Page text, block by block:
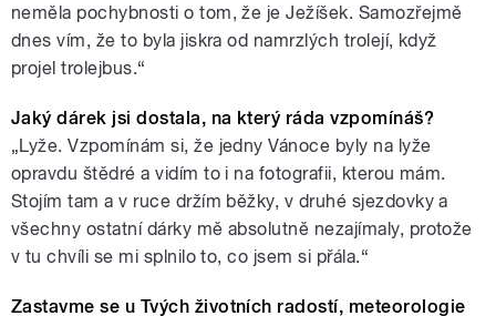
neměla pochybnosti o tom, že je Ježíšek. Samozřejmě
dnes vím, že to byla jiskra od namrzlých trolejí, když
projel trolejbus.“
Jaký dárek jsi dostala, na který ráda vzpomínáš?
„Lyže. Vzpomínám si, že jedny Vánoce byly na lyže
opravdu štědré a vidím to i na fotografii, kterou mám.
Stojím tam a v ruce držím běžky, v druhé sjezdovky a
všechny ostatní dárky mě absolutně nezajímaly, protože
v tu chvíli se mi splnilo to, co jsem si přála.“
Zastavme se u Tvých životních radostí, meteorologie